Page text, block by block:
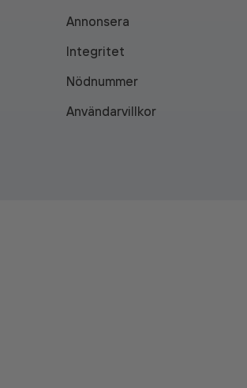
Annonsera
Integritet
Nödnummer
Användarvillkor